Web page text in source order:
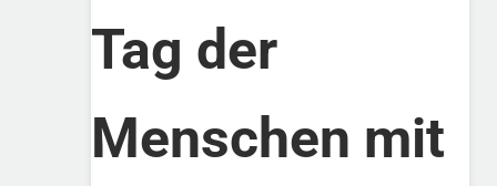
Tag der
Menschen mit